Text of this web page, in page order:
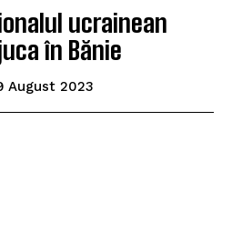
ucrainean
în Bănie
August 2023